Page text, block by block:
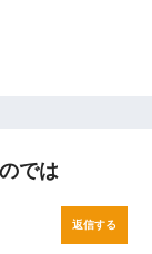
では
返信する